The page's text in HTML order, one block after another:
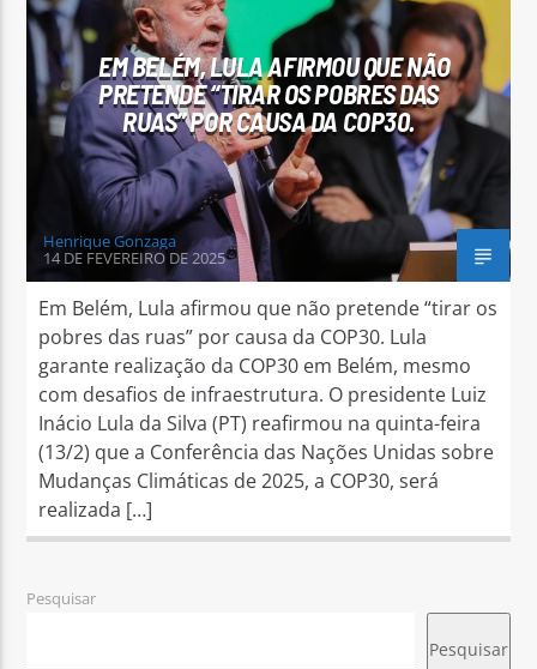
Arara Azul FM
EM BELÉM, LULA AFIRMOU QUE NÃO
PRETENDE “TIRAR OS POBRES DAS
RUAS” POR CAUSA DA COP30.
Henrique Gonzaga
14 DE FEVEREIRO DE 2025
Em Belém, Lula afirmou que não pretende “tirar os
pobres das ruas” por causa da COP30. Lula
garante realização da COP30 em Belém, mesmo
com desafios de infraestrutura. O presidente Luiz
Inácio Lula da Silva (PT) reafirmou na quinta-feira
(13/2) que a Conferência das Nações Unidas sobre
Mudanças Climáticas de 2025, a COP30, será
realizada […]
Pesquisar
Pesquisar